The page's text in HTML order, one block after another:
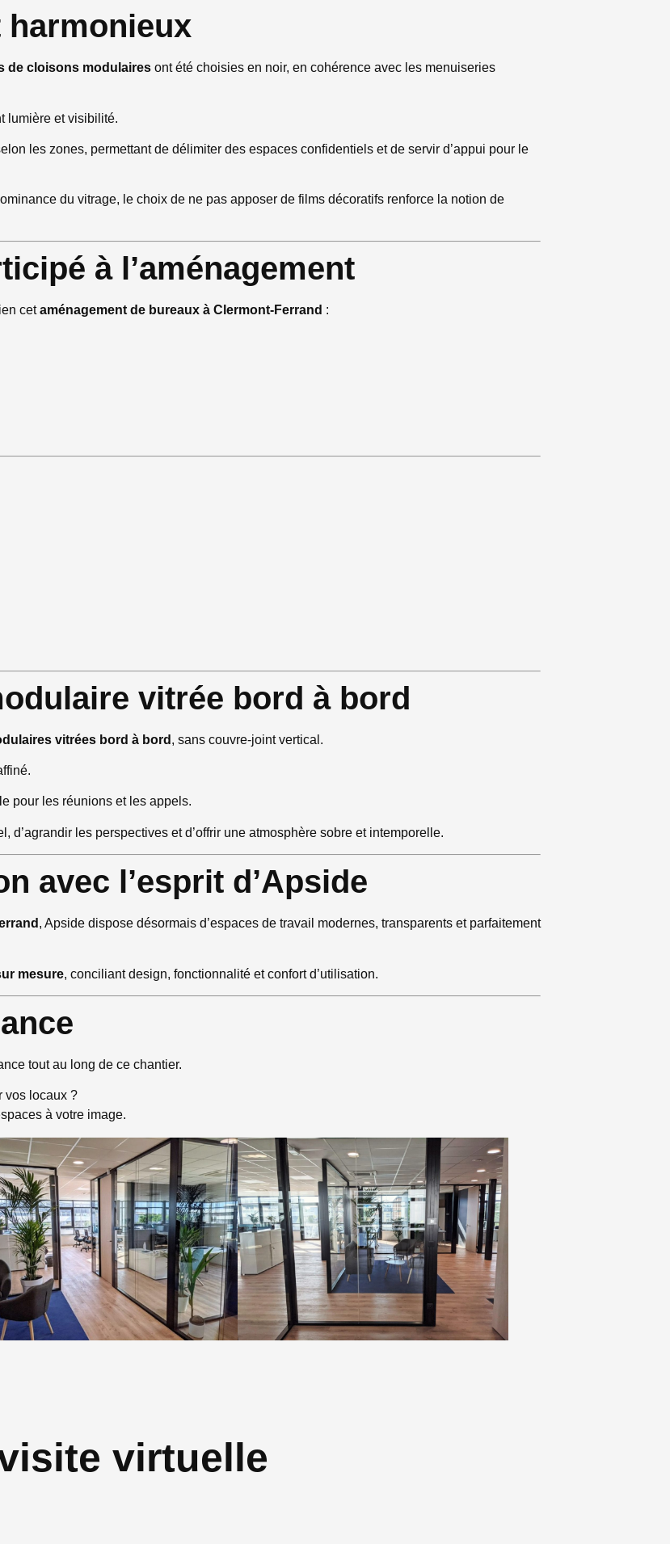
harmonieux
de cloisons modulaires ont été choisies en noir, en cohérence avec les menuiseries
lumière et visibilité.
les zones, permettant de délimiter des espaces confidentiels et de servir d’appui pour le
du vitrage, le choix de ne pas apposer de films décoratifs renforce la notion de
à l’aménagement
cetaménagement de bureaux à Clermont-Ferrand :
vitrée bord à bord
vitrées bord à bord , sans couvre-joint vertical.
pour les réunions et les appels.
les perspectives et d’offrir une atmosphère sobre et intemporelle.
avec l’esprit d’Apside
, Apside dispose désormais d’espaces de travail modernes, transparents et parfaitement
mesure, conciliant design, fonctionnalité et confort d’utilisation.
tout au long de ce chantier.
vos locaux ?
à votre image.
virtuelle